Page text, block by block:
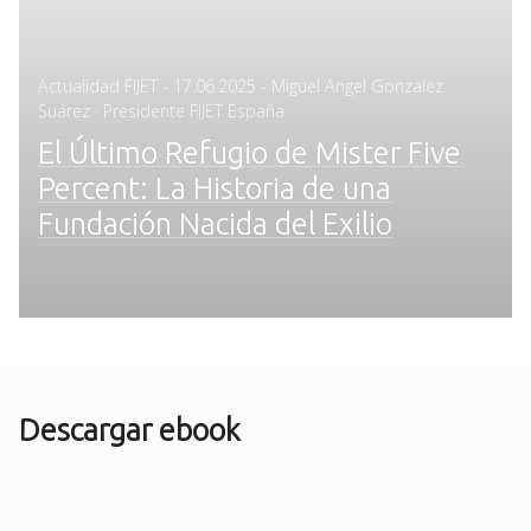
Actualidad FIJET - Posted
on
17.06.2025 - Miguel Angel Gonzalez
Suárez · Presidente FIJET España
El Último Refugio de Mister Five
Percent: La Historia de una
Fundación Nacida del Exilio
Descargar ebook